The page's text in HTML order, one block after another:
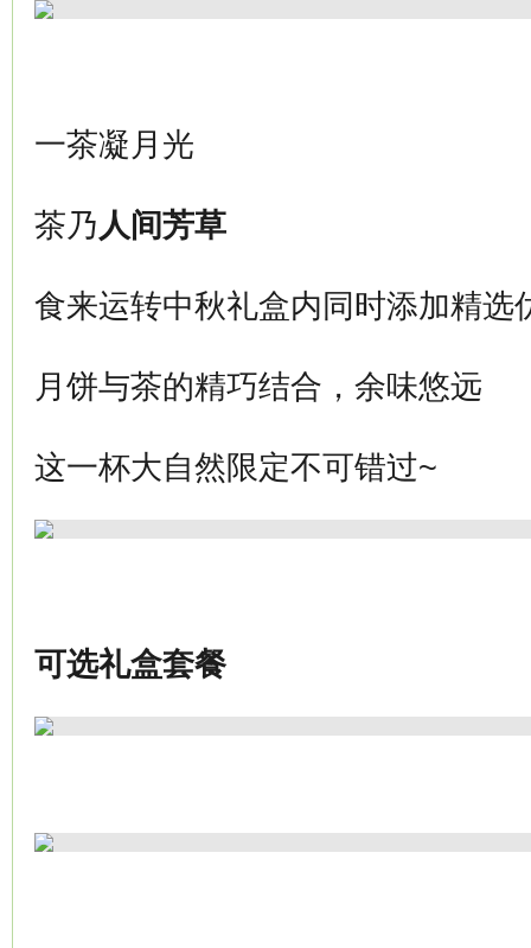
一茶凝月光
茶乃人间芳草
食来运转中秋礼盒内同时添加精选
月饼与茶的精巧结合，余味悠远
这一杯大自然限定不可错过~
可选礼盒套餐